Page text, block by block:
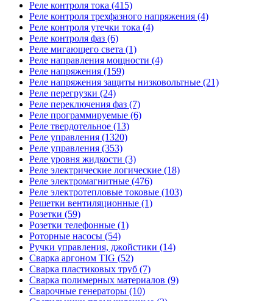
Реле контроля тока (415)
Реле контроля трехфазного напряжения (4)
Реле контроля утечки тока (4)
Реле контроля фаз (6)
Реле мигающего света (1)
Реле направления мощности (4)
Реле напряжения (159)
Реле напряжения защиты низковольтные (21)
Реле перегрузки (24)
Реле переключения фаз (7)
Реле программируемые (6)
Реле твердотельное (13)
Реле управления (1320)
Реле управления (353)
Реле уровня жидкости (3)
Реле электрические логические (18)
Реле электромагнитные (476)
Реле электротепловые токовые (103)
Решетки вентиляционные (1)
Розетки (59)
Розетки телефонные (1)
Роторные насосы (54)
Ручки управления, джойстики (14)
Сварка аргоном TIG (52)
Сварка пластиковых труб (7)
Сварка полимерных материалов (9)
Сварочные генераторы (10)